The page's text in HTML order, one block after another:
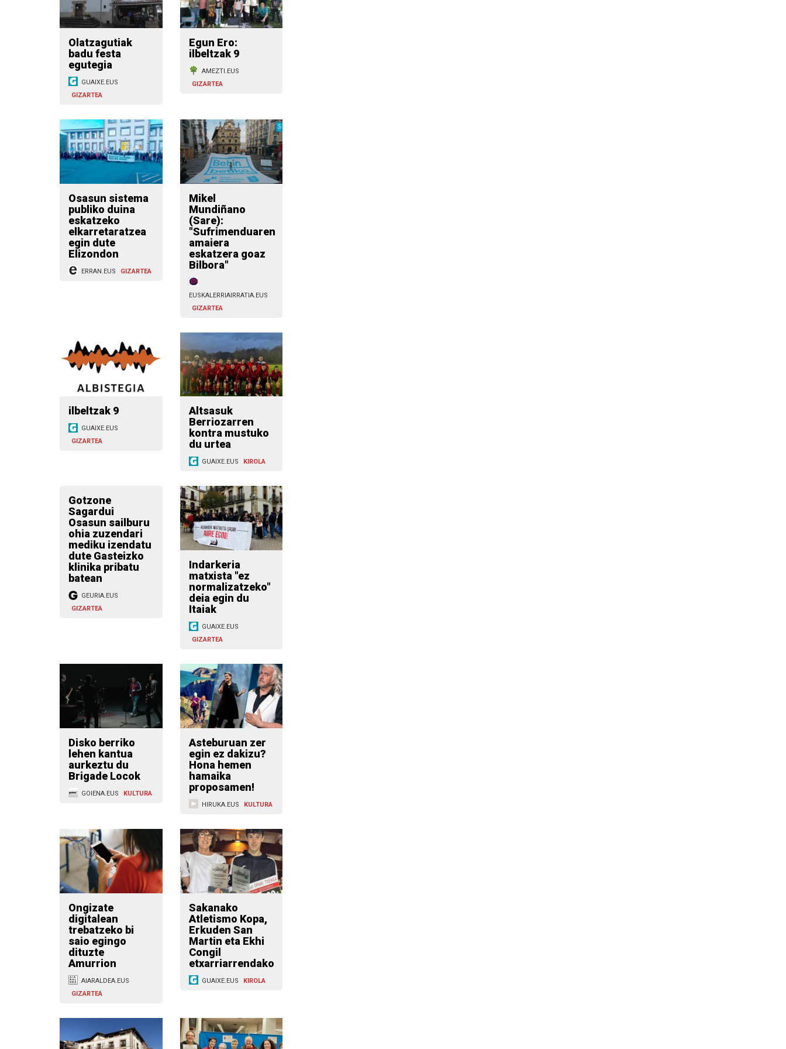
Olatzagutiak
badu festa
egutegia
GUAIXE.EUS
GIZARTEA
Egun Ero:
ilbeltzak 9
AMEZTI.EUS
GIZARTEA
Osasun sistema
publiko duina
eskatzeko
elkarretaratzea
egin dute
Elizondon
ERRAN.EUS GIZARTEA
Mikel
Mundiñano
(Sare):
"Sufrimenduaren
amaiera
eskatzera goaz
Bilbora"
EUSKALERRIAIRRATIA.EUS
GIZARTEA
ilbeltzak 9
GUAIXE.EUS
GIZARTEA
Altsasuk
Berriozarren
kontra mustuko
du urtea
GUAIXE.EUS KIROLA
Gotzone
Sagardui
Osasun sailburu
ohia zuzendari
mediku izendatu
dute Gasteizko
klinika pribatu
batean
GEURIA.EUS
GIZARTEA
Indarkeria
matxista "ez
normalizatzeko"
deia egin du
Itaiak
GUAIXE.EUS
GIZARTEA
Disko berriko
lehen kantua
aurkeztu du
Brigade Locok
GOIENA.EUS KULTURA
Asteburuan zer
egin ez dakizu?
Hona hemen
hamaika
proposamen!
HIRUKA.EUS KULTURA
Ongizate
digitalean
trebatzeko bi
saio egingo
dituzte
Amurrion
AIARALDEA.EUS
GIZARTEA
Sakanako
Atletismo Kopa,
Erkuden San
Martin eta Ekhi
Congil
etxarriarrendako
GUAIXE.EUS KIROLA